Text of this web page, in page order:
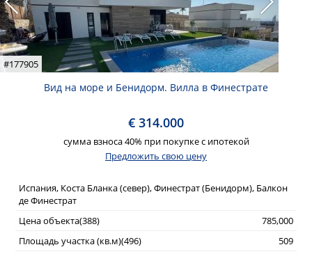
#177905
Вид на море и Бенидорм. Вилла в Финестрате
€ 314.000
сумма взноса 40% при покупке с ипотекой
Предложить свою цену
Испания, Коста Бланка (север), Финестрат (Бенидорм), Балкон
де Финестрат
Цена объекта(388)
785,000
Площадь участка (кв.м)(496)
509